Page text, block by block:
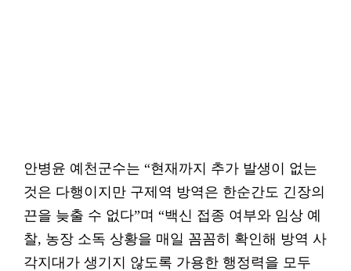
안병윤 예천군수는 “현재까지 추가 발생이 없는
것은 다행이지만 구제역 방역은 한순간도 긴장의
끈을 늦출 수 없다”며 “백신 접종 여부와 임상 예
찰, 농장 소독 상황을 매일 꼼꼼히 확인해 방역 사
각지대가 생기지 않도록 가용한 행정력을 모두